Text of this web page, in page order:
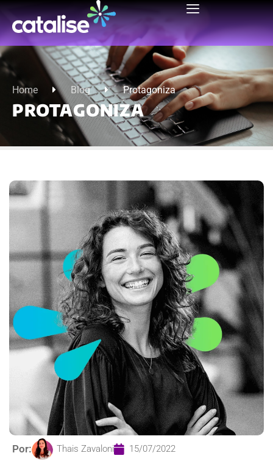
Home Blog Protagoniza
PROTAGONIZA
Por: Thais Zavaloni
15/07/2022